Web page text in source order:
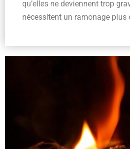
qu’elles ne deviennent trop
nécessitent un ramonage plus